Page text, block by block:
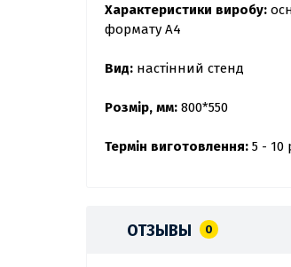
Характеристики виробу:
формату А4
Вид: настінний стенд
Розмір, мм: 800*550
Термін виготовлення: 5 - 10
ОТЗЫВЫ 0